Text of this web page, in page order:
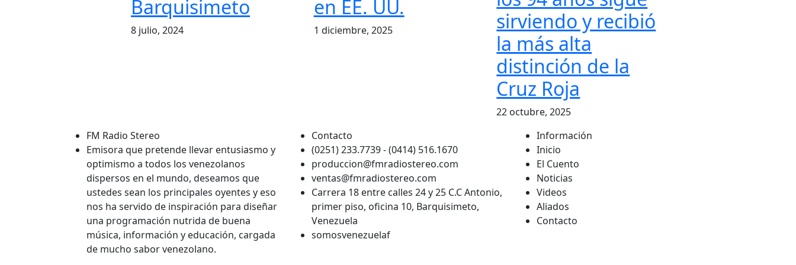
Barquisimeto
8 julio, 2024
en EE. UU.
1 diciembre, 2025
sirviendo y recibió
la más alta
distinción de la
Cruz Roja
22 octubre, 2025
FM Radio Stereo
Emisora que pretende llevar entusiasmo y
optimismo a todos los venezolanos
dispersos en el mundo, deseamos que
ustedes sean los principales oyentes y eso
nos ha servido de inspiración para diseñar
una programación nutrida de buena
música, información y educación, cargada
de mucho sabor venezolano.
Contacto
(0251) 233.7739 - (0414) 516.1670
produccion@fmradiostereo.com
ventas@fmradiostereo.com
Carrera 18 entre calles 24 y 25 C.C Antonio,
primer piso, oficina 10, Barquisimeto,
Venezuela
somosvenezuelaf
Información
Inicio
El Cuento
Noticias
Videos
Aliados
Contacto